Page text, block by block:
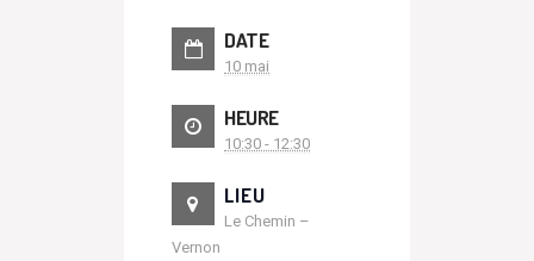
DATE
10 mai
HEURE
10:30 - 12:30
LIEU
Le Chemin –
Vernon